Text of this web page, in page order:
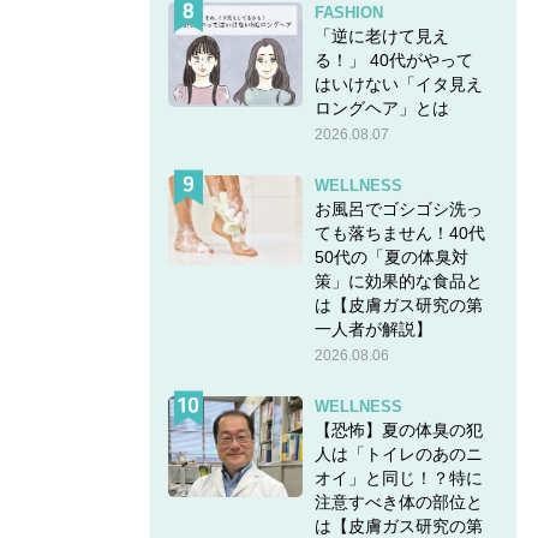
FASHION
「逆に老けて見え
る！」 40代がやって
はいけない「イタ見え
ロングヘア」とは
2026.08.07
WELLNESS
お風呂でゴシゴシ洗っ
ても落ちません！40代
50代の「夏の体臭対
策」に効果的な食品と
は【皮膚ガス研究の第
一人者が解説】
2026.08.06
WELLNESS
【恐怖】夏の体臭の犯
人は「トイレのあのニ
オイ」と同じ！？特に
注意すべき体の部位と
は【皮膚ガス研究の第